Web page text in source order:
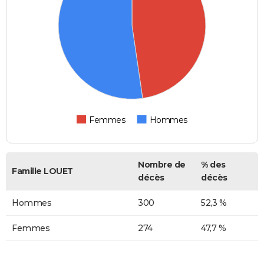
Femmes Hommes
Famille LOUET
Nombre de
décès
% des
décès
Hommes 300 52,3 %
Femmes 274 47,7 %